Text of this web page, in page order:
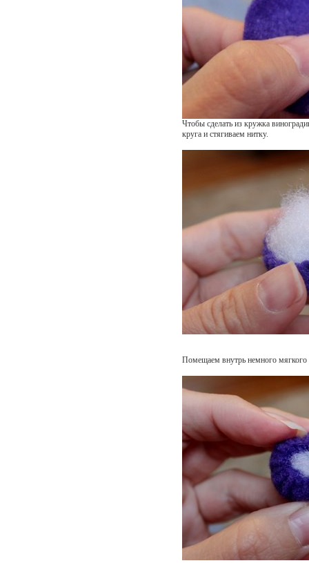
Чтобы сделать из кружка
круга и стягиваем нитку.
Помещаем внутрь немного мягкого